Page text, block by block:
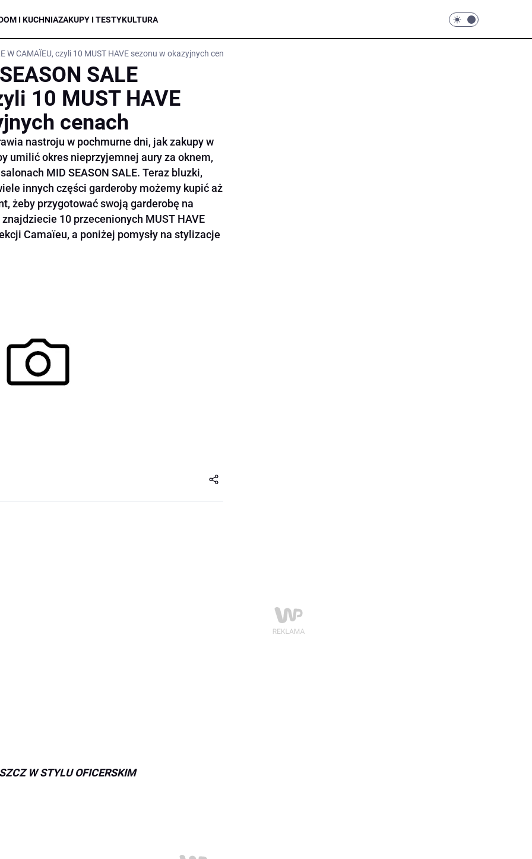
I KUCHNIAZAKUPY I TESTYKULTURA
W CAMAÏEU, czyli 10 MUST HAVE sezonu w okazyjnych cenach
SALE
10 MUST HAVE
cenach
nastroju w pochmurne dni, jak zakupy w
umilić okres nieprzyjemnej aury za oknem,
MID SEASON SALE. Teraz bluzki,
innych części garderoby możemy kupić aż
żeby przygotować swoją garderobę na
10 przecenionych MUST HAVE
Camaïeu, a poniżej pomysły na stylizacje
W STYLU OFICERSKIM